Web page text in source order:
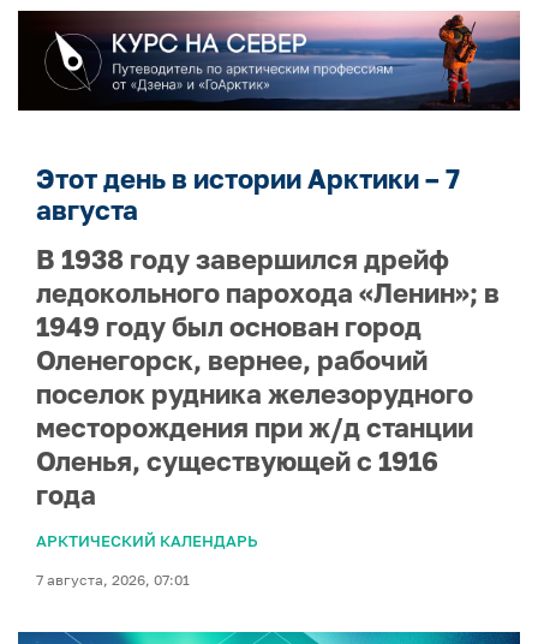
Этот день в истории Арктики – 7
августа
В 1938 году завершился дрейф
ледокольного парохода «Ленин»; в
1949 году был основан город
Оленегорск, вернее, рабочий
поселок рудника железорудного
месторождения при ж/д станции
Оленья, существующей с 1916
года
АРКТИЧЕСКИЙ КАЛЕНДАРЬ
7 августа, 2026, 07:01